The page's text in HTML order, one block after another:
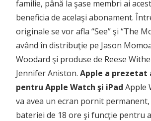
familie, până la şase membri ai
beneficia de acelaşi abonament.
originale se vor afla “See” şi “The
având în distribuţie pe Jason
Woodard şi produse de Reese
Jennifer Aniston. Apple a prezetat
pentru Apple Watch şi iPad Apple
va avea un ecran pornit
bateriei de 18 ore şi funcţie pentru